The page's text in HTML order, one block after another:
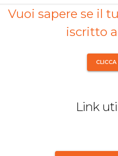
Vuoi sapere se il
iscritto
CLICCA
Link